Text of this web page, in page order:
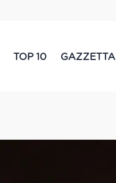
TOP 10 GAZZETTA